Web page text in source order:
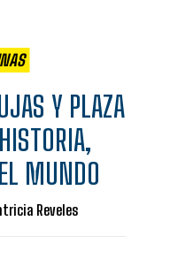
Y PLAZA
MUNDO
Reveles